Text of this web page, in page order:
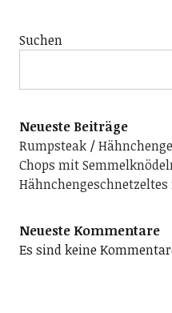
Suchen
Neueste Beiträge
Rumpsteak
Chops mit
Neueste Kommentare
Es sind keine